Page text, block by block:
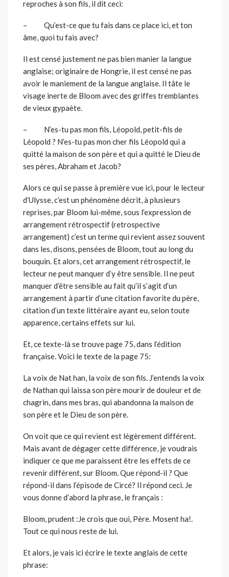
reproches à son fils, il dit ceci:
– Qu’est-ce que tu fais dans ce place ici, et ton
âme, quoi tu fais avec?
Il est censé justement ne pas bien manier la langue
anglaise; originaire de Hongrie, il est censé ne pas
avoir le maniement de la langue anglaise. Il tâte le
visage inerte de Bloom avec des griffes tremblantes
de vieux gypaète.
– N’es-tu pas mon fils, Léopold, petit-fils de
Léopold ? N’es-tu pas mon cher fils Léopold qui a
quitté la maison de son père et qui a quitté le Dieu de
ses pères, Abraham et Jacob?
Alors ce qui se passe à première vue ici, pour le lecteur
d’Ulysse, c’est un phénomène décrit, à plusieurs
reprises, par Bloom lui-même, sous l’expression de
arrangement rétrospectif (retrospective
arrangement) c’est un terme qui revient assez souvent
dans les, disons, pensées de Bloom, tout au long du
bouquin. Et alors, cet arrangement rétrospectif, le
lecteur ne peut manquer d’y être sensible. Il ne peut
manquer d’être sensible au fait qu’il s’agit d’un
arrangement à partir d’une citation favorite du père,
citation d’un texte littéraire ayant eu, selon toute
apparence, certains effets sur lui.
Et, ce texte-là se trouve page 75, dans l’édition
française. Voici le texte de la page 75:
La voix de Nat han, la voix de son fils. J’entends la voix
de Nathan qui laissa son père mourir de douleur et de
chagrin, dans mes bras, qui abandonna la maison de
son père et le Dieu de son père.
On voit que ce qui revient est légèrement différent.
Mais avant de dégager cette différence, je voudrais
indiquer ce que me paraissent être les effets de ce
revenir différent, sur Bloom. Que répond-il ? Que
répond-il dans l’épisode de Circé? Il répond ceci. Je
vous donne d’abord la phrase, le français :
Bloom, prudent :Je crois que oui, Père. Mosent ha!.
Tout ce qui nous reste de lui.
Et alors, je vais ici écrire le texte anglais de cette
phrase: